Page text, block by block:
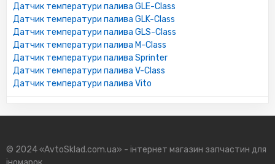
Датчик температури палива GLE-Class
Датчик температури палива GLK-Class
Датчик температури палива GLS-Class
Датчик температури палива M-Class
Датчик температури палива Sprinter
Датчик температури палива V-Class
Датчик температури палива Vito
© 2024 «AvtoSklad.com.ua» - інтернет магазин запчастин для